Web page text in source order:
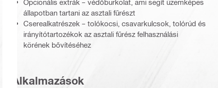
állapotban tartani az asztali fűrészt
Cserealkatrészek – tolókocsi, csavarkulcsok, tolórúd és
irányítótartozékok az asztali fűrész felhasználási
körének bővítéséhez
Alkalmazások